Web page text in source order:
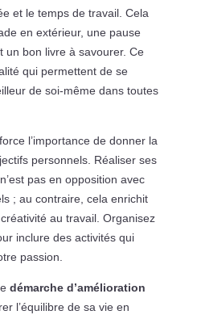
et le temps de travail. Cela
en extérieur, une pause
un bon livre à savourer. Ce
qui permettent de se
de soi-même dans toutes
l’importance de donner la
personnels. Réaliser ses
pas en opposition avec
; au contraire, cela enrichit
au travail. Organisez
inclure des activités qui
passion.
démarche d’amélioration
l’équilibre de sa vie en